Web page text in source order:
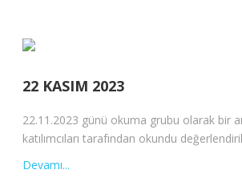
22 KASIM 2023
22.11.2023 günü okuma grubu olarak bir
katılımcıları tarafından okundu
Devamı...